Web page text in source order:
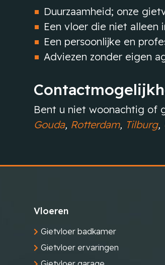
Duurzaamheid; onze
Een vloer die niet alleen
Een persoonlijke en
Adviezen zonder eigen
Bent u niet woonachtig of
Gouda, Rotterdam, Tilburg,
Vloeren
Gietvloer badkamer
Gietvloer ervaringen